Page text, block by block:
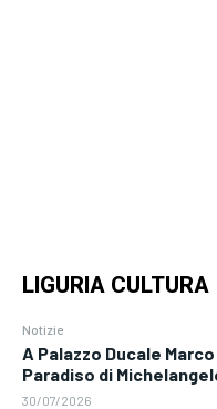
LIGURIA CULTURA
Notizie
A Palazzo Ducale
Paradiso di
30/07/2026